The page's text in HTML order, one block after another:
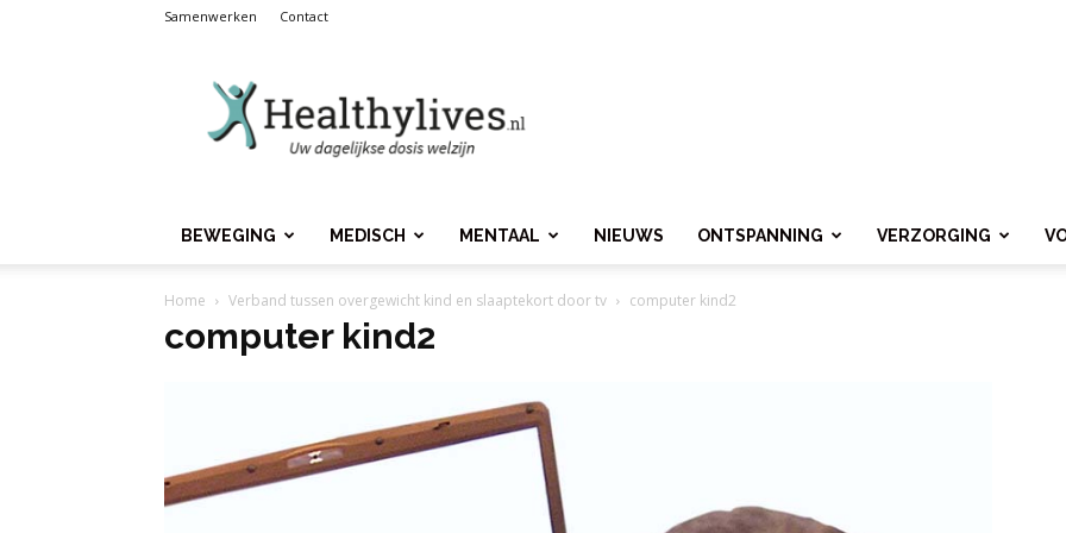
Samenwerken Contact
BEWEGING MEDISCH MENTAAL NIEUWS ONTSPANNING VERZORGING
Home Verband tussen overgewicht kind en slaaptekort door tv computer kind2
computer kind2